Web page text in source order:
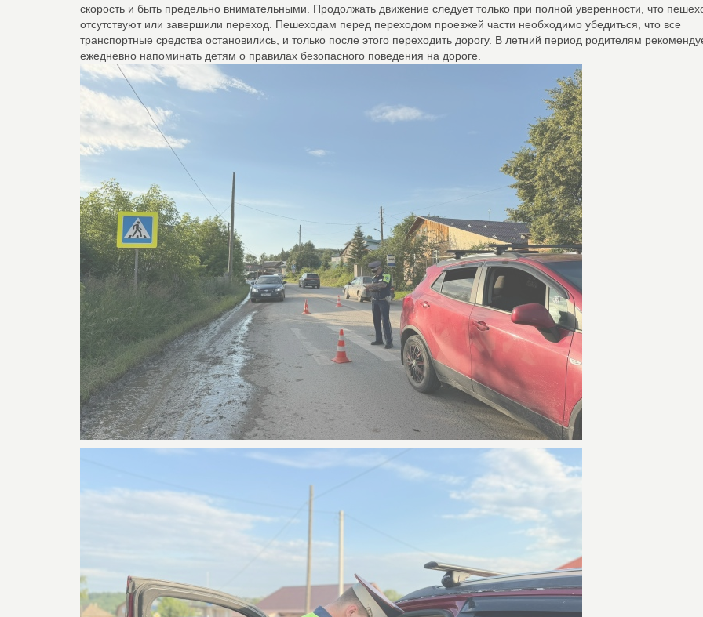
скорость и быть предельно внимательными. Продолжать движение следует только при полной уверенности, что
отсутствуют или завершили переход. Пешеходам перед переходом проезжей части необходимо убедиться, что все
транспортные средства остановились, и только после этого переходить дорогу. В летний период родителям
ежедневно напоминать детям о правилах безопасного поведения на дороге.